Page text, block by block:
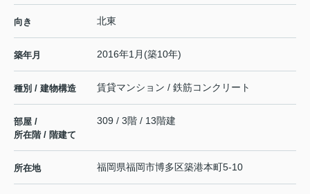
向き 北東
築年月 2016年1月(築10年)
種別 / 建物構造 賃貸マンション / 鉄筋コンクリート
部屋 /
所在階 / 階建て
309 / 3階 / 13階建
所在地 福岡県福岡市博多区築港本町5-10